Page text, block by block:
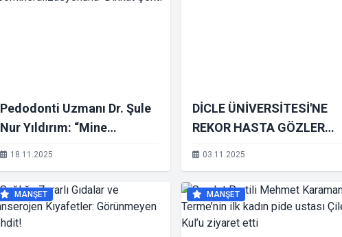
Pedodonti Uzmanı Dr. Şule
Nur Yıldırım: “Mine
hipomineralizasyonuna"
18.11.2025
DİCLE ÜNİVERSİTESİ'NE
REKOR HASTA GÖZLER
YENİ HASTANEDE
03.11.2025
MANŞET MANŞET